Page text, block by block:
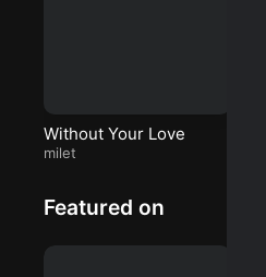
Without Your Love
milet
Featured on